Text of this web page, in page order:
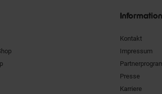
Kontakt
Impressum
Presse
Karriere